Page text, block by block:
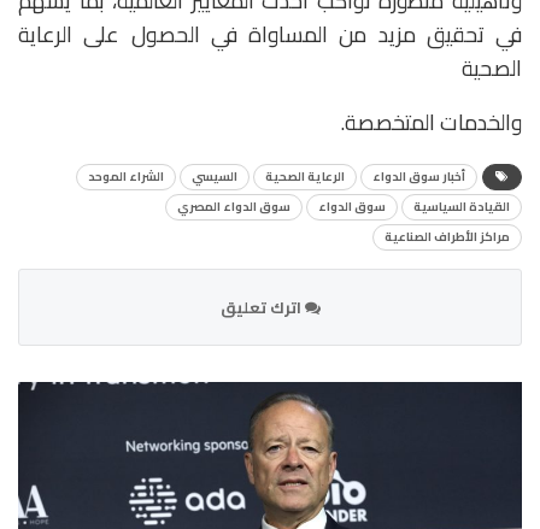
في تحقيق مزيد من المساواة في الحصول على الرعاية
الصحية
والخدمات المتخصصة.
أخبار سوق الدواء الرعاية الصحية السيسي
الشراء الموحد
القيادة السياسية
سوق الدواء
سوق الدواء المصري
مراكز الأطراف الصناعية
اترك تعليق